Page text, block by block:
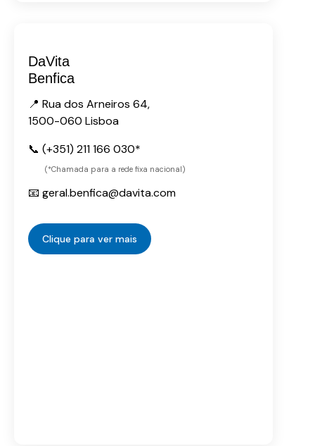
DaVita
Benfica
📍 Rua dos Arneiros 64,
1500-060 Lisboa
📞 (+351) 211 166 030*
(*Chamada para a rede fixa nacional)
📧 geral.benfica@davita.com
Clique para ver mais